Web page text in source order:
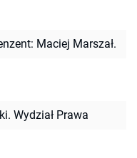
Maciej Marszał.
Wydział Prawa